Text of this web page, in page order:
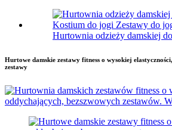
Hurtownia odzieży damskiej
Hurtowe damskie zestawy fitness o wysokiej
zestawy